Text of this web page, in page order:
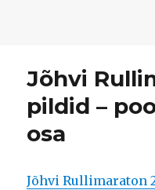
Jõhvi
pildid –
osa
Jõhvi Rullimaraton